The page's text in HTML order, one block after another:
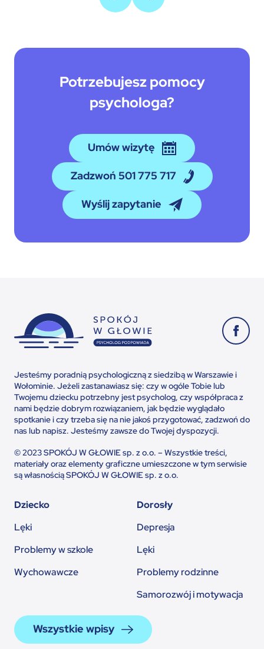
Potrzebujesz pomocy
psychologa?
Umów wizytę
Zadzwoń 501 775 717
Wyślij zapytanie
Jesteśmy poradnią psychologiczną z siedzibą w Warszawie i
Wołominie. Jeżeli zastanawiasz się: czy w ogóle Tobie lub
Twojemu dziecku potrzebny jest psycholog, czy współpraca z
nami będzie dobrym rozwiązaniem, jak będzie wyglądało
spotkanie i czy trzeba się na nie jakoś przygotować, zadzwoń do
nas lub napisz. Jesteśmy zawsze do Twojej dyspozycji.
© 2023 SPOKÓJ W GŁOWIE sp. z o.o. – Wszystkie treści,
materiały oraz elementy graficzne umieszczone w tym serwisie
są własnością SPOKÓJ W GŁOWIE sp. z o.o.
Dziecko
Lęki
Problemy w szkole
Wychowawcze
Dorosły
Depresja
Lęki
Problemy rodzinne
Samorozwój i motywacja
Wszystkie wpisy